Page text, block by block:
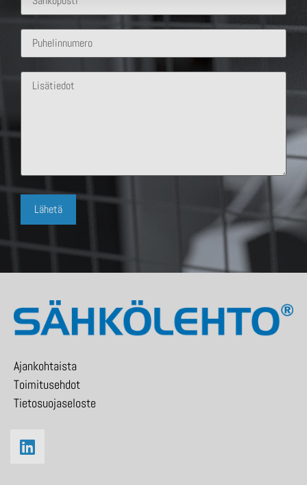
Ajankohtaista
Toimitusehdot
Tietosuojaseloste